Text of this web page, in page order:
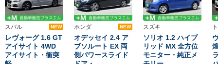
スバル NEW
レヴォーグ 1.6 GT
アイサイト 4WD
アイサイト・衝突
ホンダ NEW
オデッセイ 2.4 ア
ブソルート EX 両
側パワースライド
スズキ
ソリオ 1.2 ハイブ
リッド MX 全方位
モニター・純正メ